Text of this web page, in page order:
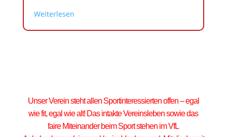
Weiterlesen
Unser Verein steht allen Sportinteressierten offen – egal
wie fit, egal wie alt! Das intakte Vereinsleben sowie das
faire Miteinander beim Sport stehen im VfL